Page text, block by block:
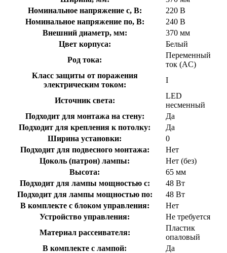
Номинальное напряжение с, В:
220 В
Номинальное напряжение по, В:
240 В
Внешний диаметр, мм:
370 мм
Цвет корпуса:
Белый
Род тока:
Переменный
ток (AC)
Класс защиты от поражения
электрическим током:
I
Источник света:
LED
несменный
Подходит для монтажа на стену:
Да
Подходит для крепления к потолку:
Да
Ширина установки:
0
Подходит для подвесного монтажа:
Нет
Цоколь (патрон) лампы:
Нет (без)
Высота:
65 мм
Подходит для лампы мощностью с:
48 Вт
Подходит для лампы мощностью по:
48 Вт
В комплекте с блоком управления:
Нет
Устройство управления:
Не требуется
Материал рассеивателя:
Пластик
опаловый
В комплекте с лампой:
Да